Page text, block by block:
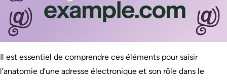
Il est essentiel de comprendre ces éléments pour saisir
l’anatomie d’une adresse électronique et son rôle dans le